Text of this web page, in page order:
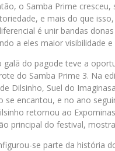
o Samba Prime
e mais do que
é unir bandas
a eles maior visibilidade
galã do pagode teve a
do Samba Prime 3. Na
Dilsinho, Suel do
se encantou, e no ano
retornou ao
principal do festival,
se parte da história